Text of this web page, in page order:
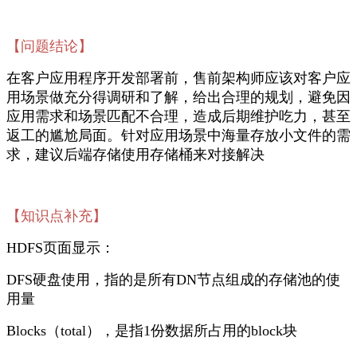
【问题结论】
在客户应用程序开发部署前，售前架构师应该对客户应
用场景做充分得调研和了解，给出合理的规划，避免因
应用需求和场景匹配不合理，造成后期维护吃力，甚至
返工的尴尬局面。针对应用场景中海量存放小文件的需
求，建议后端存储使用存储桶来对接解决
【知识点补充】
HDFS页面显示：
DFS硬盘使用，指的是所有DN节点组成的存储池的使
用量
Blocks（total），是指1份数据所占用的block块